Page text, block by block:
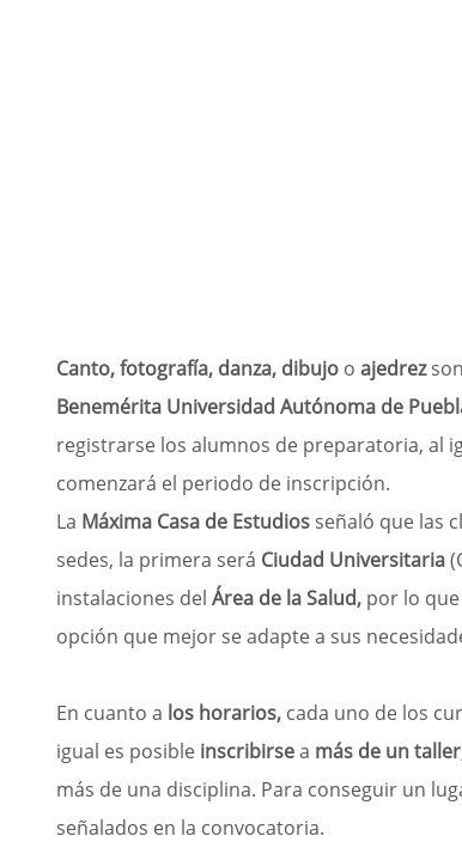
Canto, fotografía, danza, dibujo o ajedrez
Benemérita Universidad Autónoma de
registrarse los alumnos de preparatoria, al
comenzará el periodo de inscripción.
La Máxima Casa de Estudios señaló que las
sedes, la primera será Ciudad Universitaria
instalaciones del Área de la Salud, por lo
opción que mejor se adapte a sus
En cuanto a los horarios, cada uno de los
igual es posible inscribirse a más de un
más de una disciplina. Para conseguir un
señalados en la convocatoria.